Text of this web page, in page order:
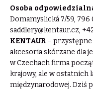
Osoba
Domamyslická 7/59, 796
saddlery@kentaur.cz,
KENTAUR – przystępne
akcesoria skórzane dla
w Czechach firma
krajowy, ale w ostatnich
międzynarodowej. Dziś